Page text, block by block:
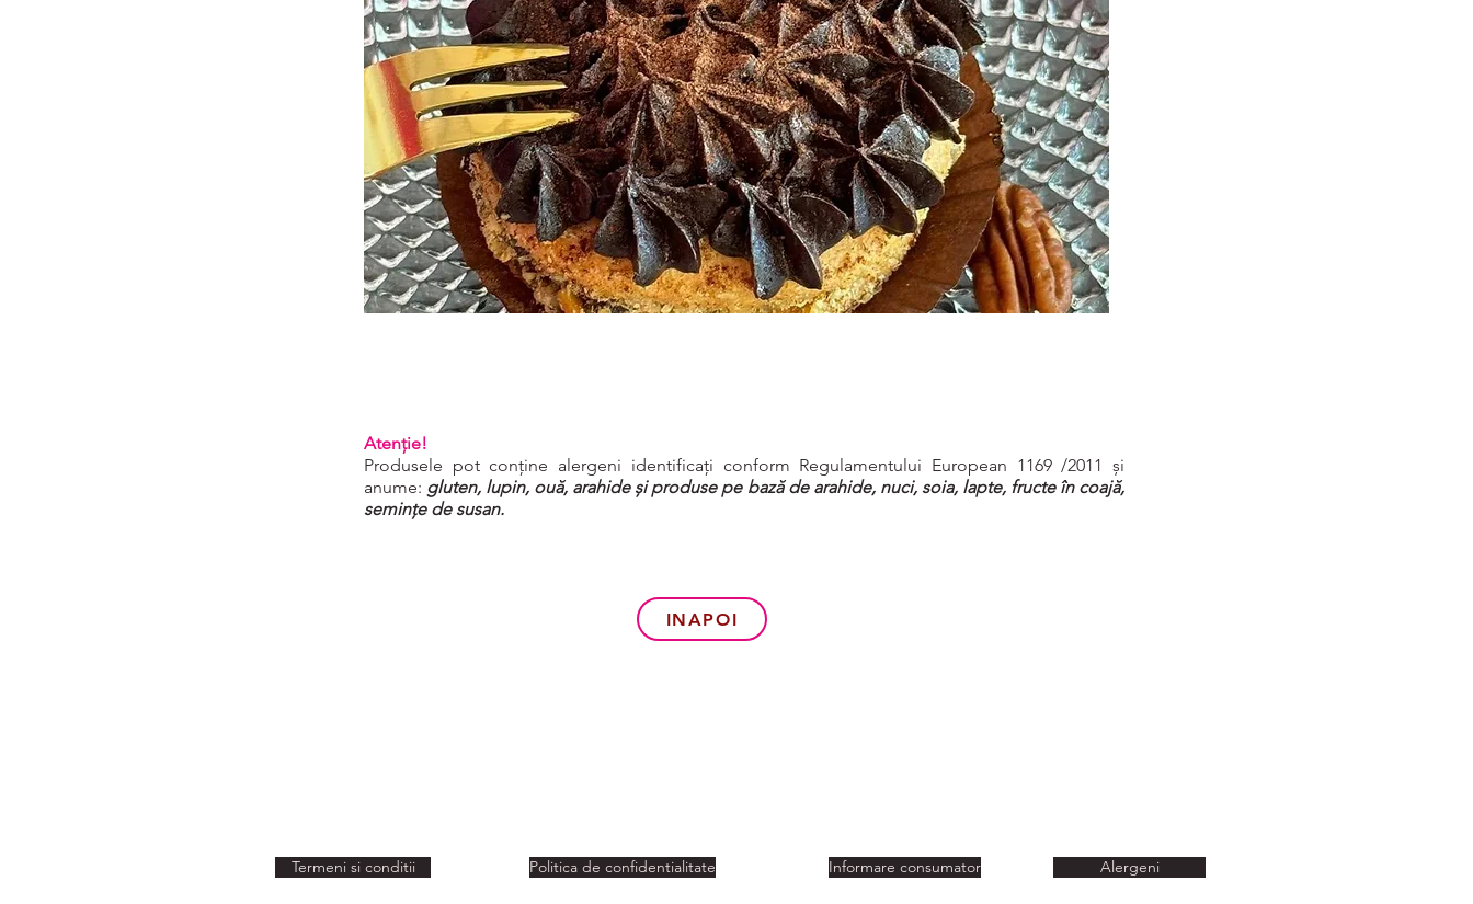
Atenție!
Produsele pot conține alergeni identificați conform Regulamentului European 1169 /2011 și
anume: gluten, lupin, ouă, arahide și produse pe bază de arahide, nuci, soia, lapte, fructe în coajă,
semințe de susan.
INAPOI
Termeni si conditii Politica de confidentialitate Informare consumator Alergeni